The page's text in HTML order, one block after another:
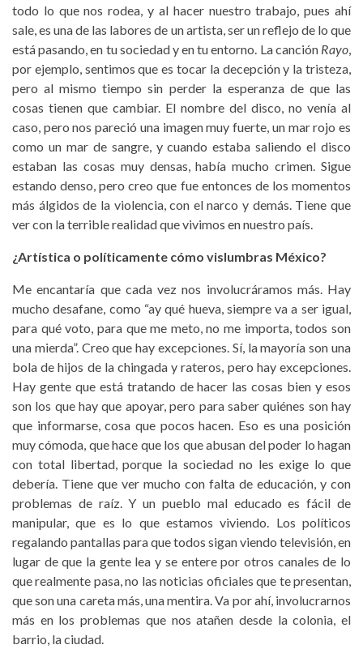
todo lo que nos rodea, y al hacer nuestro trabajo, pues ahí
sale, es una de las labores de un artista, ser un reflejo de lo que
está pasando, en tu sociedad y en tu entorno. La canción Rayo,
por ejemplo, sentimos que es tocar la decepción y la tristeza,
pero al mismo tiempo sin perder la esperanza de que las
cosas tienen que cambiar. El nombre del disco, no venía al
caso, pero nos pareció una imagen muy fuerte, un mar rojo es
como un mar de sangre, y cuando estaba saliendo el disco
estaban las cosas muy densas, había mucho crimen. Sigue
estando denso, pero creo que fue entonces de los momentos
más álgidos de la violencia, con el narco y demás. Tiene que
ver con la terrible realidad que vivimos en nuestro país.
¿Artística o políticamente cómo vislumbras México?
Me encantaría que cada vez nos involucráramos más. Hay
mucho desafane, como “ay qué hueva, siempre va a ser igual,
para qué voto, para que me meto, no me importa, todos son
una mierda”. Creo que hay excepciones. Sí, la mayoría son una
bola de hijos de la chingada y rateros, pero hay excepciones.
Hay gente que está tratando de hacer las cosas bien y esos
son los que hay que apoyar, pero para saber quiénes son hay
que informarse, cosa que pocos hacen. Eso es una posición
muy cómoda, que hace que los que abusan del poder lo hagan
con total libertad, porque la sociedad no les exige lo que
debería. Tiene que ver mucho con falta de educación, y con
problemas de raíz. Y un pueblo mal educado es fácil de
manipular, que es lo que estamos viviendo. Los políticos
regalando pantallas para que todos sigan viendo televisión, en
lugar de que la gente lea y se entere por otros canales de lo
que realmente pasa, no las noticias oficiales que te presentan,
que son una careta más, una mentira. Va por ahí, involucrarnos
más en los problemas que nos atañen desde la colonia, el
barrio, la ciudad.